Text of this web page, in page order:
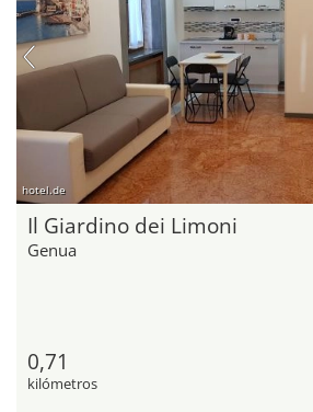
hotel.de
Il Giardino dei Limoni
Genua
0,71
kilómetros